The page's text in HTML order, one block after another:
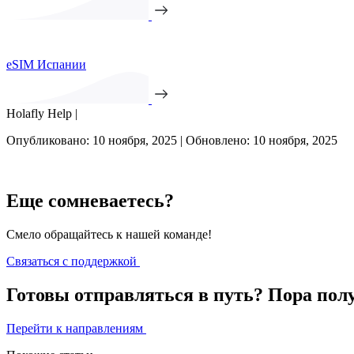
eSIM Испании
Holafly Help |
Опубликовано: 10 ноября, 2025 | Обновлено: 10 ноября, 2025
Еще сомневаетесь?
Смело обращайтесь к нашей команде!
Связаться с поддержкой
Готовы отправляться в путь? Пора
Перейти к направлениям